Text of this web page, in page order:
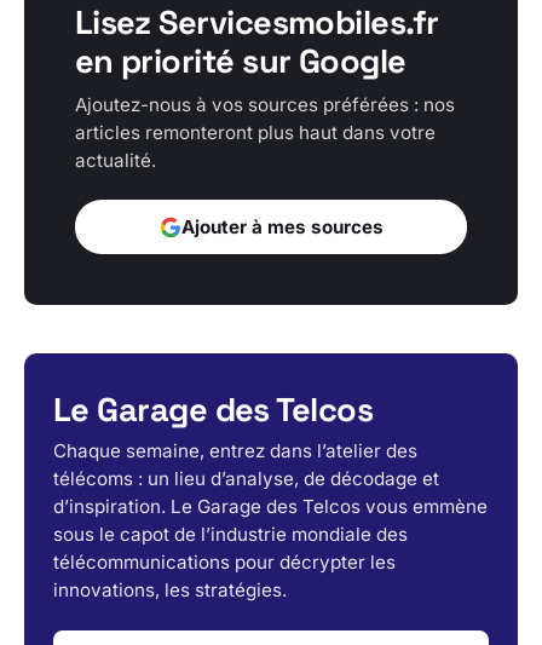
Lisez Servicesmobiles.fr
en priorité sur Google
Ajoutez-nous à vos sources préférées : nos
articles remonteront plus haut dans votre
actualité.
Ajouter à mes sources
Le Garage des Telcos
Chaque semaine, entrez dans l’atelier des
télécoms : un lieu d’analyse, de décodage et
d’inspiration. Le Garage des Telcos vous emmène
sous le capot de l’industrie mondiale des
télécommunications pour décrypter les
innovations, les stratégies.